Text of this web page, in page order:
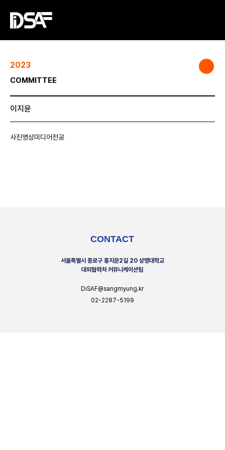
2023
COMMITTEE
이지윤
사진영상미디어전공
CONTACT
서울특별시 종로구 홍지문2길 20 상명대학교
대외협력처 커뮤니케이션팀
DiSAF@sangmyung.kr
02-2287-5199